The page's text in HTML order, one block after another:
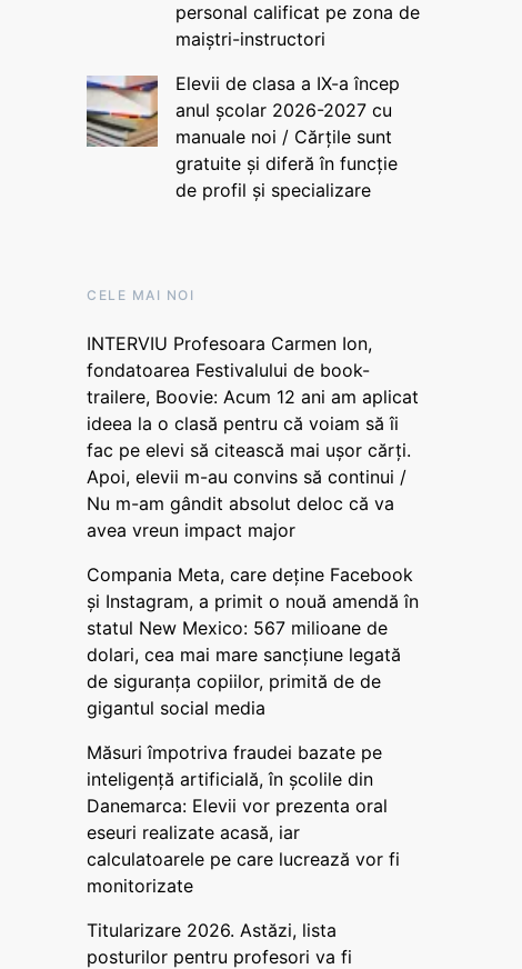
personal calificat pe zona de
maiștri-instructori
Elevii de clasa a IX-a încep
anul școlar 2026-2027 cu
manuale noi / Cărțile sunt
gratuite și diferă în funcție
de profil și specializare
CELE MAI NOI
INTERVIU Profesoara Carmen Ion,
fondatoarea Festivalului de book-
trailere, Boovie: Acum 12 ani am aplicat
ideea la o clasă pentru că voiam să îi
fac pe elevi să citească mai ușor cărți.
Apoi, elevii m-au convins să continui /
Nu m-am gândit absolut deloc că va
avea vreun impact major
Compania Meta, care deține Facebook
și Instagram, a primit o nouă amendă în
statul New Mexico: 567 milioane de
dolari, cea mai mare sancțiune legată
de siguranța copiilor, primită de de
gigantul social media
Măsuri împotriva fraudei bazate pe
inteligență artificială, în școlile din
Danemarca: Elevii vor prezenta oral
eseuri realizate acasă, iar
calculatoarele pe care lucrează vor fi
monitorizate
Titularizare 2026. Astăzi, lista
posturilor pentru profesori va fi